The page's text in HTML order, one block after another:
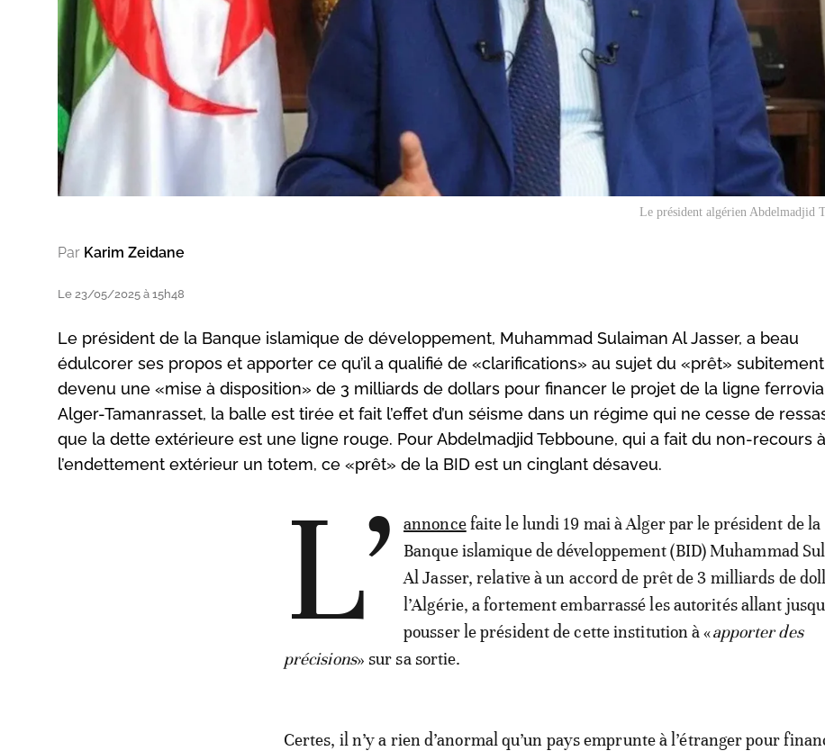
Le président algérien Abdelmadjid
Par Karim Zeidane
Le 23/05/2025 à 15h48
Le président de la Banque islamique de développement, Muhammad Sulaiman Al Jasser, a beau
édulcorer ses propos et apporter ce qu’il a qualifié de «clarifications» au sujet du «prêt» subitement
devenu une «mise à disposition» de 3 milliards de dollars pour financer le projet de la ligne
Alger-Tamanrasset, la balle est tirée et fait l’effet d’un séisme dans un régime qui ne cesse de
que la dette extérieure est une ligne rouge. Pour Abdelmadjid Tebboune, qui a fait du non-recours à
l’endettement extérieur un totem, ce «prêt» de la BID est un cinglant désaveu.
L’ annoncefaite le lundi 19 mai à Alger par le président de la
Banque islamique de développement (BID) Muhammad
Al Jasser, relative à un accord de prêt de 3 milliards de
l’Algérie, a fortement embarrassé les autorités allant
pousser le président de cette institution à «apporter des
précisions» sur sa sortie.
Certes, il n’y a rien d’anormal qu’un pays emprunte à l’étranger pour